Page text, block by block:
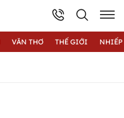
VĂN THƠ THẾ GIỚI